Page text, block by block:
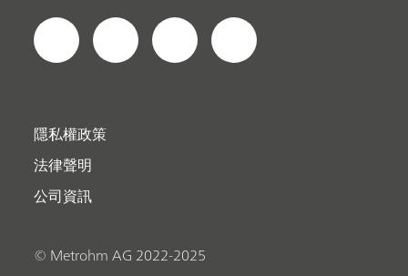
隱私權政策
法律聲明
公司資訊
© Metrohm AG 2022-2025